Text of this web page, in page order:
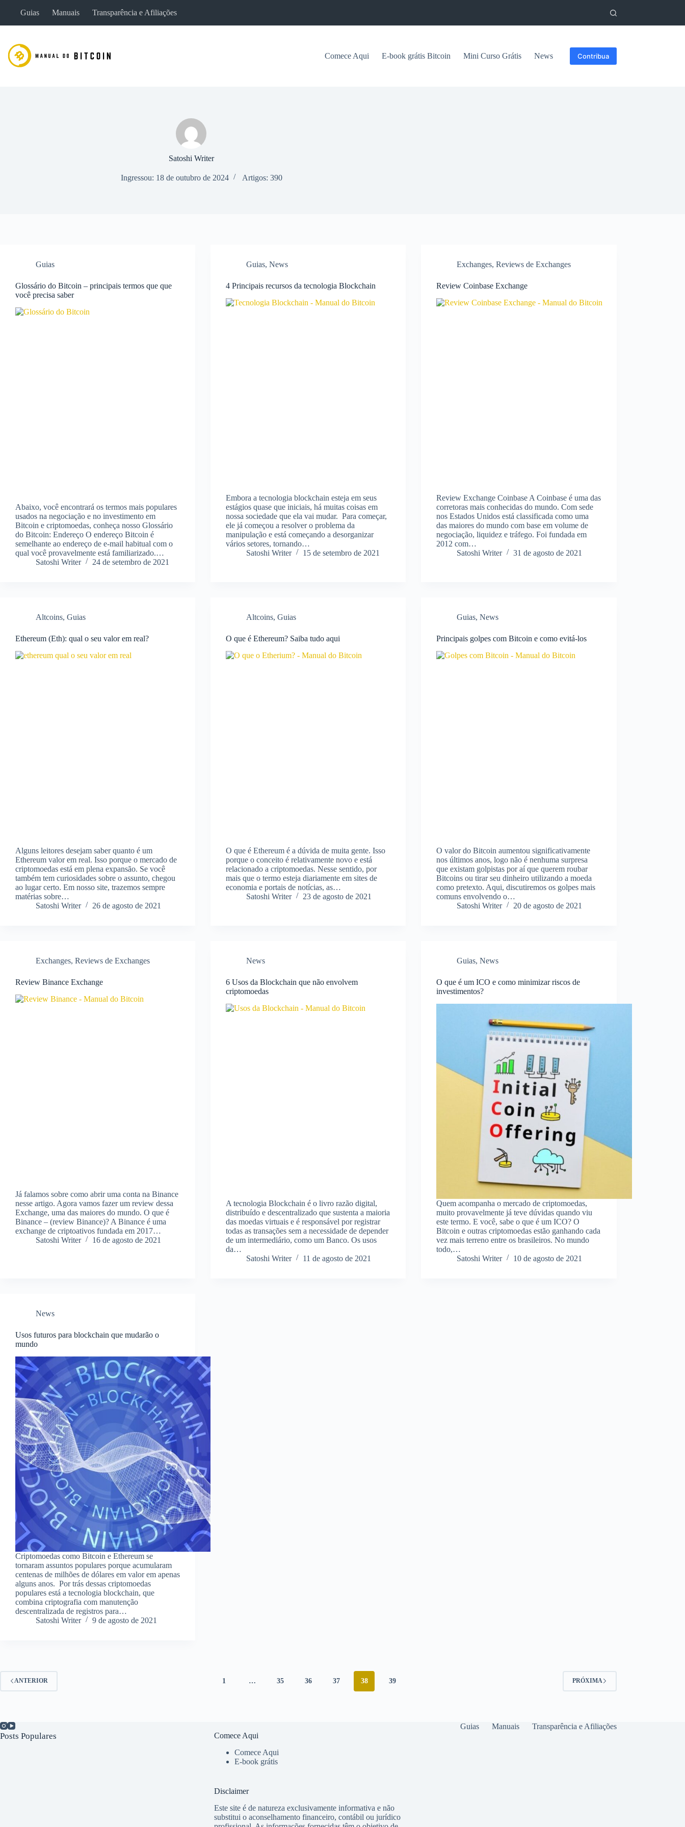
Guias Manuais Transparência e Afiliações
Comece Aqui E-book grátis Bitcoin Mini Curso Grátis News Contribua
Satoshi Writer
Ingressou: 18 de outubro de 2024 Artigos: 390
Guias
Glossário do Bitcoin – principais termos que que
você precisa saber
Abaixo, você encontrará os termos mais populares
usados na negociação e no investimento em
Bitcoin e criptomoedas, conheça nosso Glossário
do Bitcoin: Endereço O endereço Bitcoin é
semelhante ao endereço de e-mail habitual com o
qual você provavelmente está familiarizado.…
Satoshi Writer
24 de setembro de 2021
Guias,News
4 Principais recursos da tecnologia Blockchain
Embora a tecnologia blockchain esteja em seus
estágios quase que iniciais, há muitas coisas em
nossa sociedade que ela vai mudar. Para começar,
ele já começou a resolver o problema da
manipulação e está começando a desorganizar
vários setores, tornando…
Satoshi Writer
15 de setembro de 2021
Exchanges,Reviews de Exchanges
Review Coinbase Exchange
Review Exchange Coinbase A Coinbase é uma das
corretoras mais conhecidas do mundo. Com sede
nos Estados Unidos está classificada como uma
das maiores do mundo com base em volume de
negociação, liquidez e tráfego. Foi fundada em
2012 com…
Satoshi Writer
31 de agosto de 2021
Altcoins, Guias
Ethereum (Eth): qual o seu valor em real?
Alguns leitores desejam saber quanto é um
Ethereum valor em real. Isso porque o mercado de
criptomoedas está em plena expansão. Se você
também tem curiosidades sobre o assunto, chegou
ao lugar certo. Em nosso site, trazemos sempre
matérias sobre…
Satoshi Writer
26 de agosto de 2021
Altcoins,Guias
O que é Ethereum? Saiba tudo aqui
O que é Ethereum é a dúvida de muita gente. Isso
porque o conceito é relativamente novo e está
relacionado a criptomoedas. Nesse sentido, por
mais que o termo esteja diariamente em sites de
economia e portais de notícias, as…
Satoshi Writer
23 de agosto de 2021
Guias,News
Principais golpes com Bitcoin e como evitá-los
O valor do Bitcoin aumentou significativamente
nos últimos anos, logo não é nenhuma surpresa
que existam golpistas por aí que querem roubar
Bitcoins ou tirar seu dinheiro utilizando a moeda
como pretexto. Aqui, discutiremos os golpes mais
comuns envolvendo o…
Satoshi Writer
20 de agosto de 2021
Exchanges, Reviews de Exchanges
Review Binance Exchange
Já falamos sobre como abrir uma conta na Binance
nesse artigo. Agora vamos fazer um review dessa
Exchange, uma das maiores do mundo. O que é
Binance – (review Binance)? A Binance é uma
exchange de criptoativos fundada em 2017…
Satoshi Writer
16 de agosto de 2021
News
6 Usos da Blockchain que não envolvem
criptomoedas
A tecnologia Blockchain é o livro razão digital,
distribuído e descentralizado que sustenta a maioria
das moedas virtuais e é responsável por registrar
todas as transações sem a necessidade de depender
de um intermediário, como um Banco. Os usos
da…
Satoshi Writer
11 de agosto de 2021
Guias,News
O que é um ICO e como minimizar riscos de
investimentos?
Quem acompanha o mercado de criptomoedas,
muito provavelmente já teve dúvidas quando viu
este termo. E você, sabe o que é um ICO? O
Bitcoin e outras criptomoedas estão ganhando cada
vez mais terreno entre os brasileiros. No mundo
todo,…
Satoshi Writer
10 de agosto de 2021
News
Usos futuros para blockchain que mudarão o
mundo
Criptomoedas como Bitcoin e Ethereum se
tornaram assuntos populares porque acumularam
centenas de milhões de dólares em valor em apenas
alguns anos. Por trás dessas criptomoedas
populares está a tecnologia blockchain, que
combina criptografia com manutenção
descentralizada de registros para…
Satoshi Writer
9 de agosto de 2021
ANTERIOR 1 … 35 36 37 38 39 PRÓXIMA
Guias Manuais Transparência e Afiliações
Posts Populares
Comece Aqui
Comece Aqui
E-book grátis
Disclaimer
Este site é de natureza exclusivamente informativa e não
substitui o aconselhamento financeiro, contábil ou jurídico